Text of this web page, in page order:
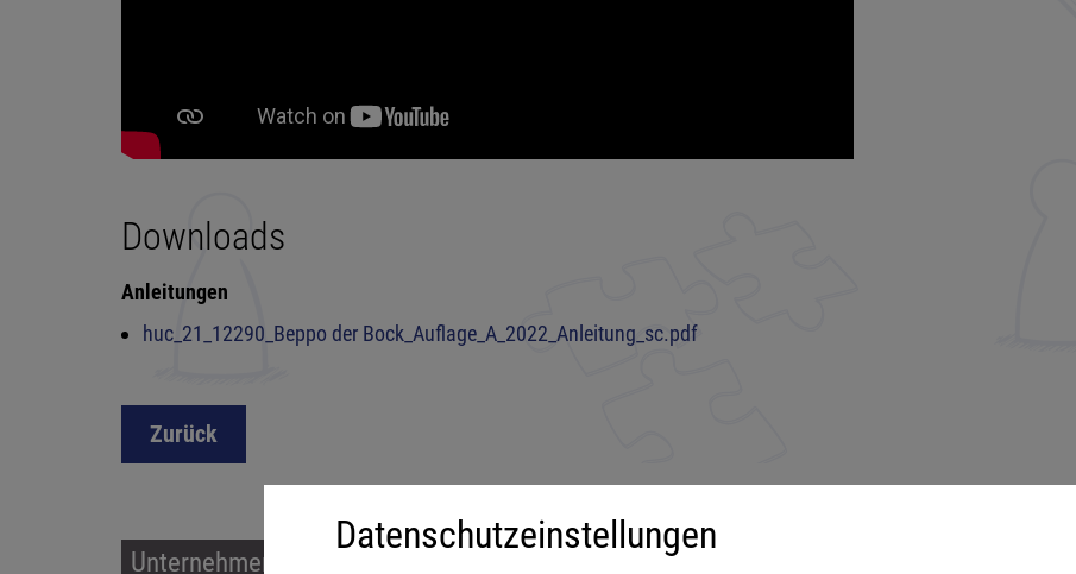
Downloads
Anleitungen
huc_21_12290_Beppo der Bock_Auflage_A_2022_Anleitung_sc.pdf
Zurück
Unternehmen & Service
Datenschutzeinstellungen